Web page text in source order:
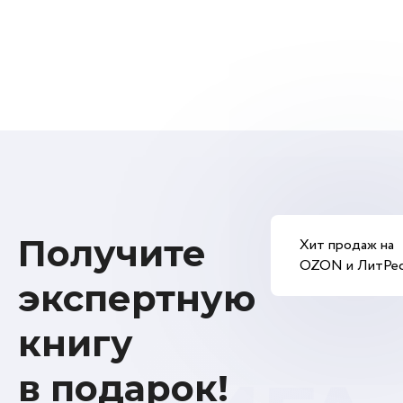
Хит продаж на
OZON и
Получите
экспертную
книгу
в подарок!